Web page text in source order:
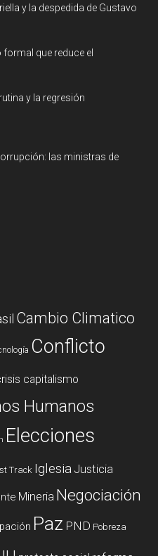
y la despedida de Gustavo
que reduce el
y la regresión
las ministras de
Cambio Climatico
Conflicto
capitalismo
Humanos
Elecciones
Track Iglesia Justicia
Mineria Negociación
Paz PND Pobreza